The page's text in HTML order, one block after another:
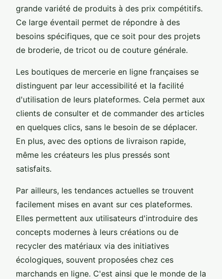
grande variété de produits à des prix compétitifs.
Ce large éventail permet de répondre à des
besoins spécifiques, que ce soit pour des projets
de broderie, de tricot ou de couture générale.
Les boutiques de mercerie en ligne françaises se
distinguent par leur accessibilité et la facilité
d'utilisation de leurs plateformes. Cela permet aux
clients de consulter et de commander des articles
en quelques clics, sans le besoin de se déplacer.
En plus, avec des options de livraison rapide,
même les créateurs les plus pressés sont
satisfaits.
Par ailleurs, les tendances actuelles se trouvent
facilement mises en avant sur ces plateformes.
Elles permettent aux utilisateurs d'introduire des
concepts modernes à leurs créations ou de
recycler des matériaux via des initiatives
écologiques, souvent proposées chez ces
marchands en ligne. C'est ainsi que le monde de la